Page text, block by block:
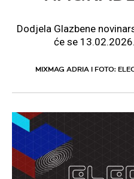
Dodjela Glazbene
će se
MIXMAG ADRIA I FOTO: